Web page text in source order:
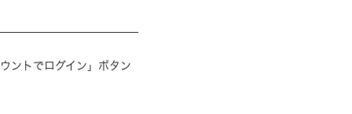
ントでログイン」ボタン